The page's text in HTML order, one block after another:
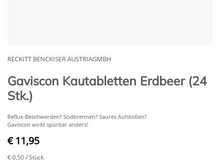
RECKITT BENCKISER AUSTRIAGMBH
Gaviscon Kautabletten Erdbeer (24
Stk.)
Reflux-Beschwerden? Sodbrennen? Saures Aufstoßen?
Gaviscon wirkt spürbar anders!
€ 11,95
€ 0,50/ Stück